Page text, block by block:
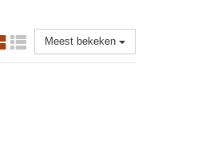
Meest bekeken